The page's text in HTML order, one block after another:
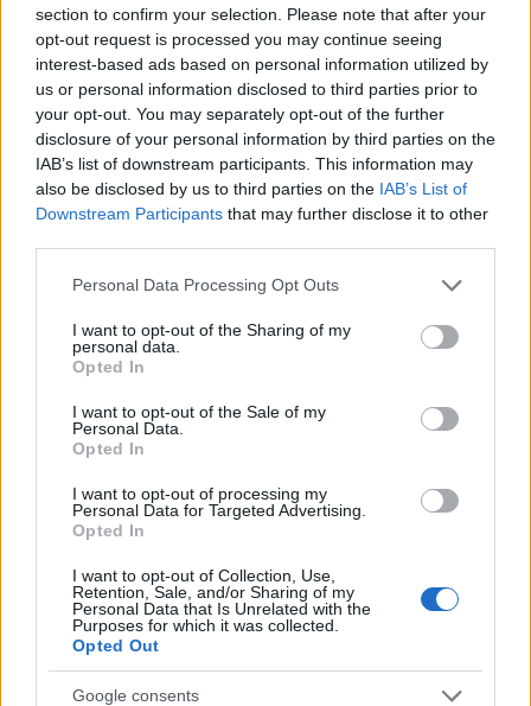
section to confirm your selection. Please note that after your
opt-out request is processed you may continue seeing
interest-based ads based on personal information utilized by
us or personal information disclosed to third parties prior to
your opt-out. You may separately opt-out of the further
disclosure of your personal information by third parties on the
IAB’s list of downstream participants. This information may
also be disclosed by us to third parties on the IAB’s List of
Downstream Participants that may further disclose it to other
Please note that this website/app uses one or more Google
not limited to your visit or usage behaviour. You may click to
grant or deny consent to Google and its third-party tags to
use your data for below specified purposes in below Google
consent section.
Personal Data Processing Opt Outs
I want to opt-out of the Sharing of my
personal data.
Opted In
I want to opt-out of the Sale of my
Personal Data.
Opted In
I want to opt-out of processing my
Personal Data for Targeted Advertising.
Opted In
I want to opt-out of Collection, Use,
Retention, Sale, and/or Sharing of my
Personal Data that Is Unrelated with the
Purposes for which it was collected.
Opted Out
Google consents
TEMI: Natale Olbia
Condividi l'articolo
F
a
ce
b
o
o
k
T
w
it
te
r
Pi
n
te
re
st
W
h
at
s
A
p
S
h
a
re
Articolo precedente
Prossimo articolo
NOTIZIE RECENTI
Incendi, a San Pasquale arriva il Campo Base:
l’inaugurazione
partecipazione per il suo racconto
Calangianus, allarme sul centro accoglienza
minori, Albieri: “Episodi gravissimi”